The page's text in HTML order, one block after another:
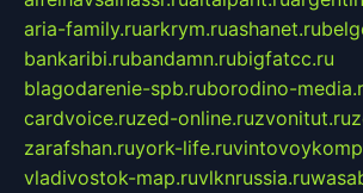
aria-family.ruarkrym.ruashanet.ru
bankaribi.rubandamn.rubigfatcc.ru
blagodarenie-spb.ruborodino-
cardvoice.ruzed-online.ruzvonitut.ru
zarafshan.ruyork-life.ru
vladivostok-map.ruvlknrussia.ru